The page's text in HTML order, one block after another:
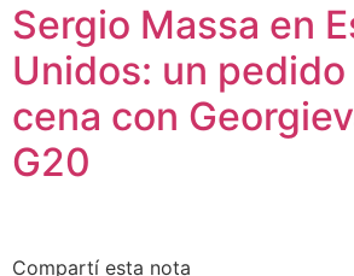
Sergio Massa en
Unidos: un pedido
cena con
G20
Compartí esta nota